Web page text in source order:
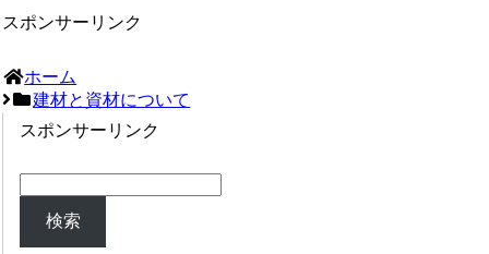
スポンサーリンク
ホーム
建材と資材について
スポンサーリンク
検索